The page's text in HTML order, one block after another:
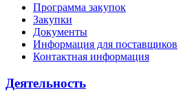
Программа закупок
Закупки
Документы
Информация для поставщиков
Контактная информация
Деятельность